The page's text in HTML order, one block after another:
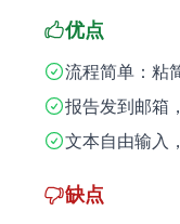
优点
流程简单：粘
报告发到邮箱
文本自由输入
缺点